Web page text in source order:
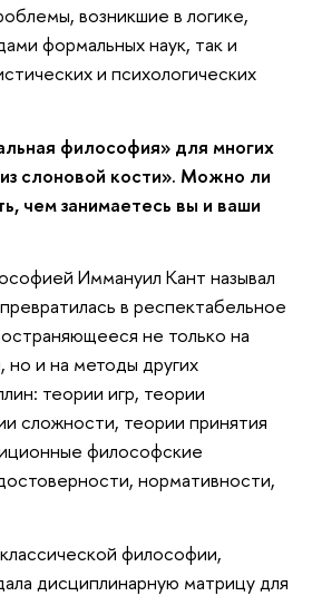
возникшие в логике,
формальных наук, так и
и психологических
философия» для многих
слоновой кости». Можно ли
чем занимаетесь вы и ваши
Иммануил Кант называл
в респектабельное
не только на
но и на методы других
теории игр, теории
сложности, теории принятия
философские
нормативности,
философии,
дисциплинарную матрицу для